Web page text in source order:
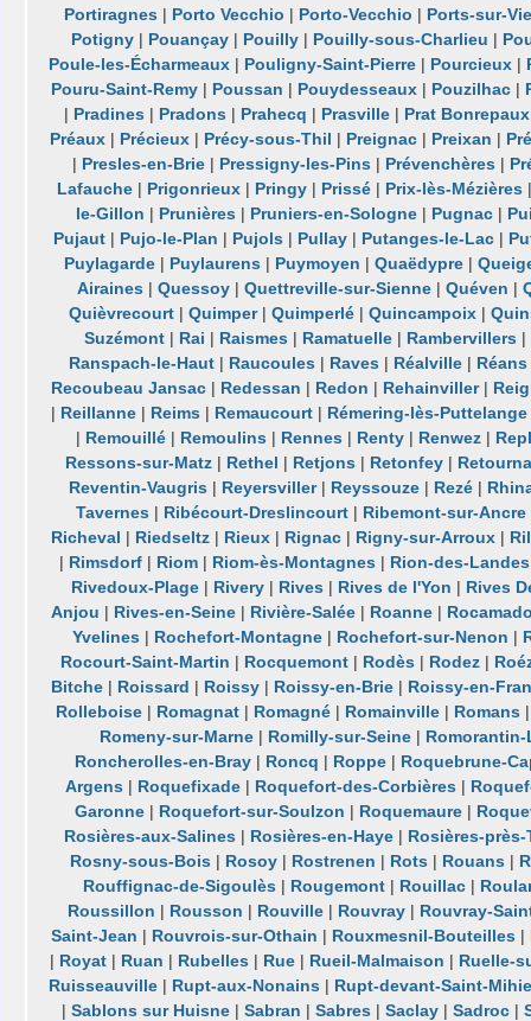
Portiragnes| Porto Vecchio | Porto-Vecchio | Ports-sur-
Potigny | Pouançay | Pouilly | Pouilly-sous-Charlieu |
Poule-les-Écharmeaux | Pouligny-Saint-Pierre | Pourcieux |
Pouru-Saint-Remy| Poussan | Pouydesseaux| Pouzilhac|
| Pradines| Pradons| Prahecq | Prasville| Prat Bonrepaux
Préaux | Précieux | Précy-sous-Thil | Preignac | Preixan |
| Presles-en-Brie | Pressigny-les-Pins | Prévenchères |
Lafauche | Prigonrieux | Pringy | Prissé | Prix-lès-Mézières
le-Gillon | Prunières| Pruniers-en-Sologne| Pugnac|
Pujaut| Pujo-le-Plan | Pujols| Pullay| Putanges-le-Lac|
Puylagarde| Puylaurens| Puymoyen | Quaëdypre|
Airaines |Quessoy |Quettreville-sur-Sienne |Quéven |
Quièvrecourt |Quimper|Quimperlé |Quincampoix |
Suzémont| Rai | Raismes| Ramatuelle| Rambervillers|
Ranspach-le-Haut| Raucoules| Raves| Réalville| Réans
Recoubeau Jansac | Redessan | Redon | Rehainviller|
| Reillanne| Reims| Remaucourt| Rémering-lès-Puttelange
| Remouillé | Remoulins | Rennes | Renty | Renwez |
Ressons-sur-Matz| Rethel | Retjons| Retonfey|
Reventin-Vaugris| Reyersviller| Reyssouze| Rezé|
Tavernes | Ribécourt-Dreslincourt | Ribemont-sur-Ancre
Richeval | Riedseltz| Rieux| Rignac| Rigny-sur-Arroux|
| Rimsdorf | Riom | Riom-ès-Montagnes | Rion-des-Landes
Rivedoux-Plage| Rivery| Rives| Rives de l'Yon | Rives
Anjou | Rives-en-Seine | Rivière-Salée | Roanne |
Yvelines| Rochefort-Montagne| Rochefort-sur-Nenon |
Rocourt-Saint-Martin | Rocquemont| Rodès| Rodez|
Bitche| Roissard | Roissy| Roissy-en-Brie| Roissy-en-
Rolleboise| Romagnat| Romagné| Romainville| Romans
Romeny-sur-Marne| Romilly-sur-Seine|
Roncherolles-en-Bray| Roncq | Roppe| Roquebrune-
Argens | Roquefixade | Roquefort-des-Corbières |
Garonne| Roquefort-sur-Soulzon | Roquemaure|
Rosières-aux-Salines | Rosières-en-Haye | Rosières-près-
Rosny-sous-Bois | Rosoy | Rostrenen | Rots | Rouans |
Rouffignac-de-Sigoulès| Rougemont| Rouillac|
Roussillon | Rousson | Rouville| Rouvray| Rouvray-
Saint-Jean | Rouvrois-sur-Othain | Rouxmesnil-Bouteilles |
| Royat| Ruan | Rubelles| Rue| Rueil-Malmaison | Ruelle-
Ruisseauville| Rupt-aux-Nonains| Rupt-devant-Saint-
|Sablons sur Huisne |Sabran |Sabres |Saclay |Sadroc |